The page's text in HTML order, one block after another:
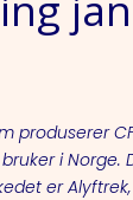
produserer
i Norge.
er Alyftrek,